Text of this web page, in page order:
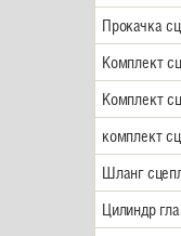
Прокачка
Комплект
Комплект
комплект
Шланг
Цилиндр